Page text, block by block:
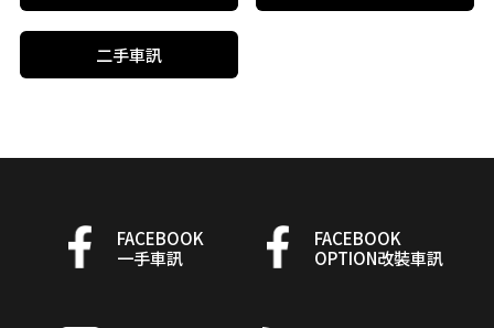
二手車訊
FACEBOOK
一手車訊
FACEBOOK
OPTION改裝車訊